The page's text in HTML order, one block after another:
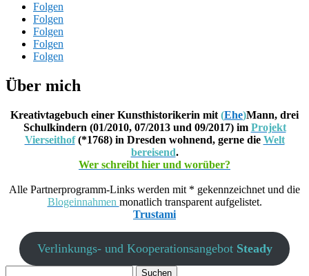
Folgen
Folgen
Folgen
Folgen
Folgen
Über mich
Kreativtagebuch einer Kunsthistorikerin mit (Ehe)Mann, drei
Schulkindern (01/2010, 07/2013 und 09/2017) im Projekt
Vierseithof(*1768) in Dresden wohnend, gerne die Welt
bereisend.
Wer schreibt hier und worüber?
Alle Partnerprogramm-Links werden mit * gekennzeichnet und die
Blogeinnahmen monatlich transparent aufgelistet.
Trustami
Verlinkungs- und Kooperationsangebot Steady